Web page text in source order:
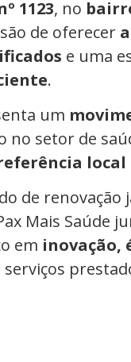
1123, no
de oferecer
e uma
.
um
no setor de
de renovação
Mais Saúde
em inovação,